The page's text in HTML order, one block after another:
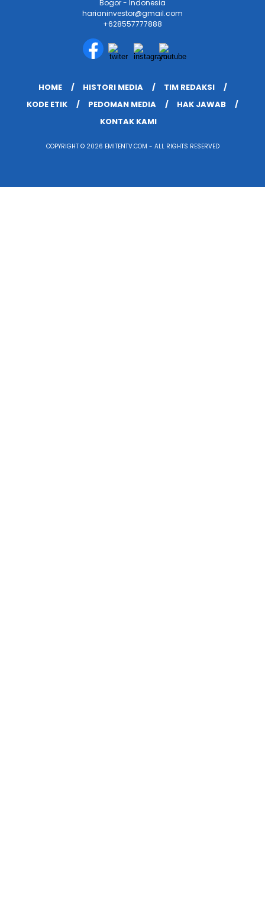
Bogor - Indonesia
harianinvestor@gmail.com
+628557777888
HOME HISTORI MEDIA
TIM REDAKSI
KODE ETIK
PEDOMAN MEDIA
HAK JAWAB
KONTAK KAMI
COPYRIGHT © 2026 EMITENTV.COM - ALL RIGHTS RESERVED